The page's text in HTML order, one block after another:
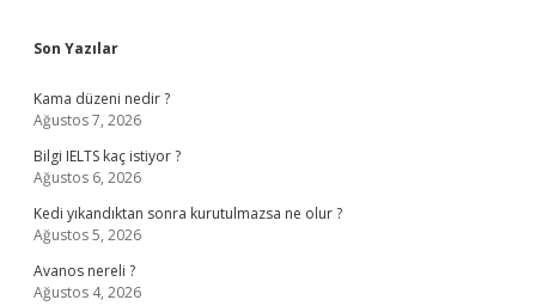
Sidebar
Son Yazılar
Kama düzeni nedir ?
Ağustos 7, 2026
Bilgi IELTS kaç istiyor ?
Ağustos 6, 2026
Kedi yıkandıktan sonra kurutulmazsa ne olur ?
Ağustos 5, 2026
Avanos nereli ?
Ağustos 4, 2026